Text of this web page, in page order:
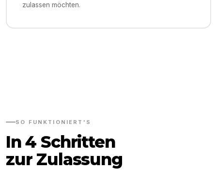
zulassen möchten.
SO FUNKTIONIERT'S
In 4 Schritten
zur Zulassung